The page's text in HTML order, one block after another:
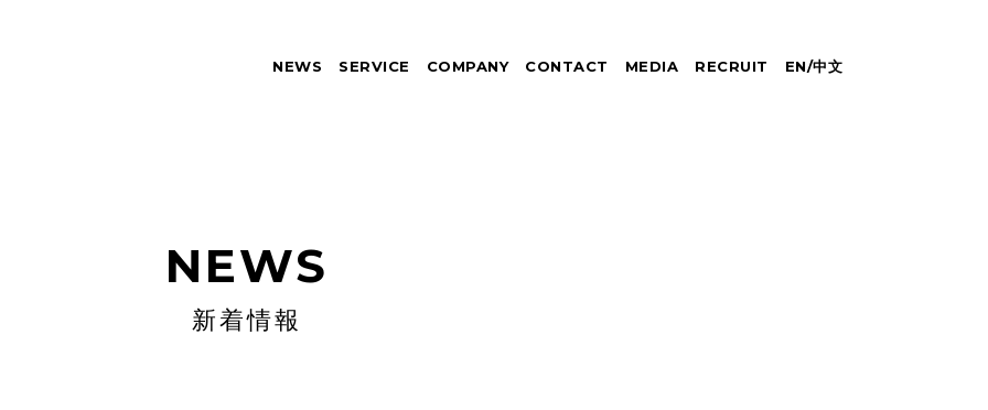
NEWS SERVICE COMPANY CONTACT MEDIA RECRUIT EN/中文
NEWS
新着情報